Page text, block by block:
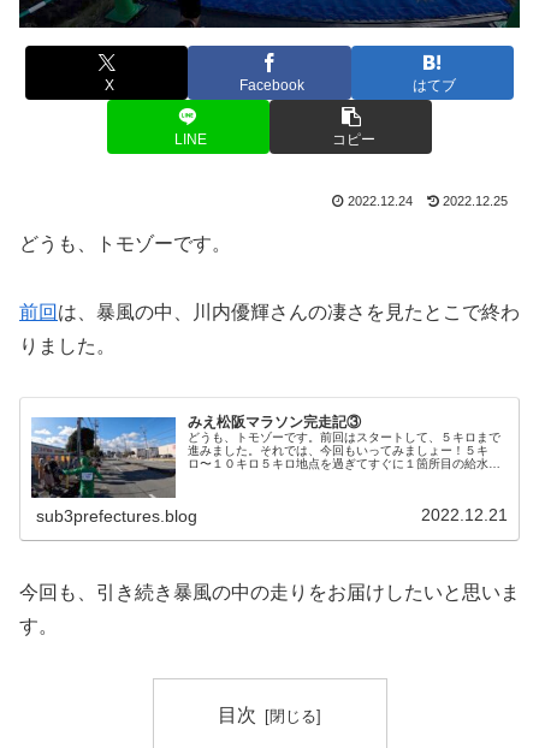
X Facebook はてブ
LINE コピー
2022.12.24 2022.12.25
どうも、トモゾーです。
前回 は、暴風の中、川内優輝さんの凄さを見たとこで終わ
りました。
みえ松阪マラソン完走記③
どうも、トモゾーです。前回はスタートして、５キロまで
進みました。それでは、今回もいってみましょー！５キ
ロ〜１０キロ５キロ地点を過ぎてすぐに１箇所目の給水が
sub3prefectures.blog 2022.12.21
今回も、引き続き暴風の中の走りをお届けしたいと思いま
す。
目次